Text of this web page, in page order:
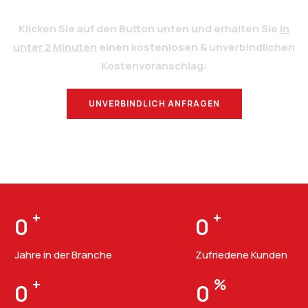
Klicken Sie auf den Button unten und erhalten Sie in
unter 2 Minuten einen kostenlosen & unverbindlichen
Kostenvoranschlag:
UNVERBINDLICH ANFRAGEN
0 +
Jahre in der Branche
0 +
Zufriedene Kunden
0 + 0 %